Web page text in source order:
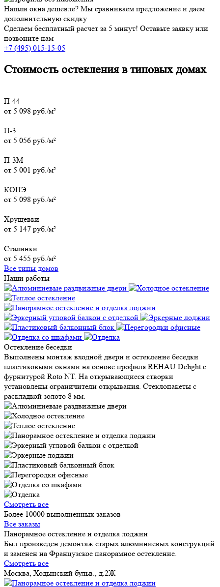
Нашли окна дешевле? Мы сравниваем предложение и даем
дополнительную скидку
Сделаем бесплатный расчет за 5 минут! Оставьте заявку или
позвоните нам
+7 (495) 015-15-05
Стоимость остекления в типовых домах
П-44
от 5 098 руб./м²
П-3
от 5 056 руб./м²
П-3M
от 5 001 руб./м²
КОПЭ
от 5 098 руб./м²
Хрущевки
от 5 147 руб./м²
Сталинки
от 5 455 руб./м²
Все типы домов
Наши работы
Остекление беседки
Выполнены монтаж входной двери и остекление беседки
пластиковыми окнами на основе профиля REHAU Delight с
фурнитурой Roto NT. На открывающиеся створки
установлены ограничители открывания. Стеклопакеты с
раскладкой золото 8 мм.
Смотреть все
Более 10000 выполненных заказов
Все заказы
Панорамное остекление и отделка лоджии
Был произведен демонтаж старых алюминиевых конструкций
и заменен на Французское панорамное остекление.
Смотреть все
Москва, Ходынский бульв., д.2Ж